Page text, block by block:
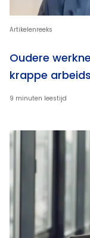
Oudere
krappe
Artikelenreeks
9 minuten leestijd